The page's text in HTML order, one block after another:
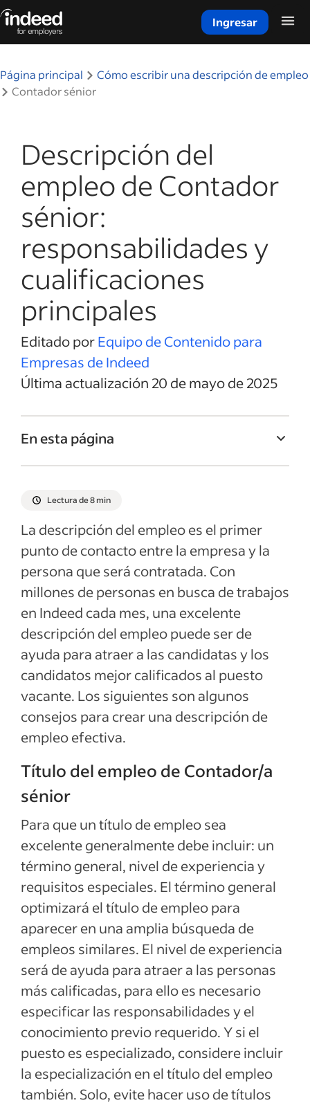
Ingresar
Página principal
Cómo escribir una descripción de empleo
Contador sénior
Descripción del
empleo de Contador
sénior:
responsabilidades y
cualificaciones
principales
Editado porEquipo de Contenido para
Empresas de Indeed
Última actualización 20 de mayo de 2025
En esta página
Resumen del empleo de Contador/a sénior
Responsabilidades y deberes de
Contador/a sénior
Calificaciones y habilidades de Contador/a
sénior
Ejemplos de descripciones del empleo
Ver más
Lectura de 8 min
La descripción del empleo es el primer
punto de contacto entre la empresa y la
persona que será contratada. Con
millones de personas en busca de trabajos
en Indeed cada mes, una excelente
descripción del empleo puede ser de
ayuda para atraer a las candidatas y los
candidatos mejor calificados al puesto
vacante. Los siguientes son algunos
consejos para crear una descripción de
empleo efectiva.
Título del empleo de Contador/a
sénior
Para que un título de empleo sea
excelente generalmente debe incluir: un
término general, nivel de experiencia y
requisitos especiales. El término general
optimizará el título de empleo para
aparecer en una amplia búsqueda de
empleos similares. El nivel de experiencia
será de ayuda para atraer a las personas
más calificadas, para ello es necesario
especificar las responsabilidades y el
conocimiento previo requerido. Y si el
puesto es especializado, considere incluir
la especialización en el título del empleo
también. Solo, evite hacer uso de títulos